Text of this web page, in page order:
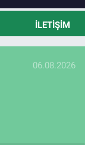
İLETIŞIM
06.08.2026